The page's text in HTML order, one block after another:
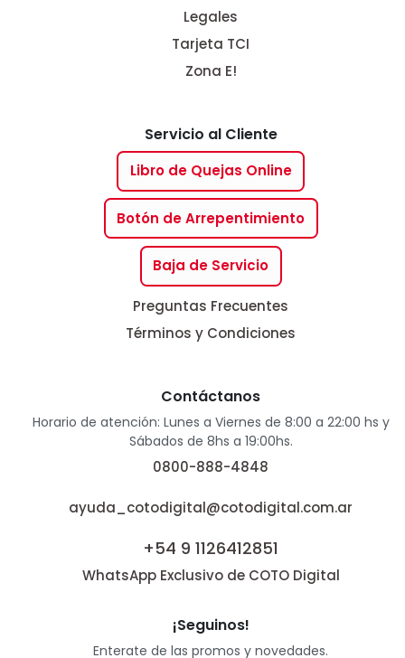
Legales
Tarjeta TCI
Zona E!
Servicio al Cliente
Libro de Quejas Online
Botón de Arrepentimiento
Baja de Servicio
Preguntas Frecuentes
Términos y Condiciones
Contáctanos
Horario de atención: Lunes a Viernes de 8:00 a 22:00 hs y
Sábados de 8hs a 19:00hs.
0800-888-4848
ayuda_cotodigital@cotodigital.com.ar
+54 9 1126412851
WhatsApp Exclusivo de COTO Digital
¡Seguinos!
Enterate de las promos y novedades.